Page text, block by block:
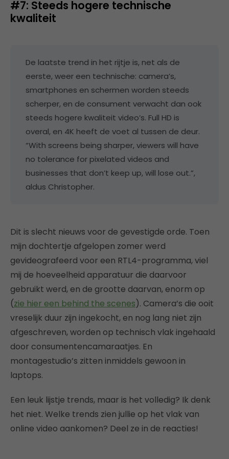
#7: Steeds hogere technische
kwaliteit
De laatste trend in het rijtje is, net als de
eerste, weer een technische: camera’s,
smartphones en schermen worden steeds
scherper, en de consument verwacht dan ook
steeds hogere kwaliteit video’s. Full HD is
overal, en 4K heeft de voet al tussen de deur.
“With screens being sharper, viewers will have
no tolerance for pixelated videos and
businesses that don’t keep up, will lose out.”,
aldus Christopher.
Dit is slecht nieuws voor de gevestigde orde. Toen
mijn dochtertje afgelopen zomer werd
gevideografeerd voor een RTL4-programma, viel
mij de hoeveelheid apparatuur die daarvoor
gebruikt werd, en de grootte daarvan, enorm op
(zie hier een behind the scenes). Camera’s die ooit
vreselijk duur zijn ingekocht, en nog lang niet zijn
afgeschreven, worden op technisch vlak ingehaald
door consumentencamaraatjes. En
montagestudio’s zitten inmiddels gewoon in
laptops.
Een leuk lijstje trends, maar is het volledig? Ik denk
het niet. Welke trends zien jullie op het vlak van
online video aankomen? Deel ze in de reacties!